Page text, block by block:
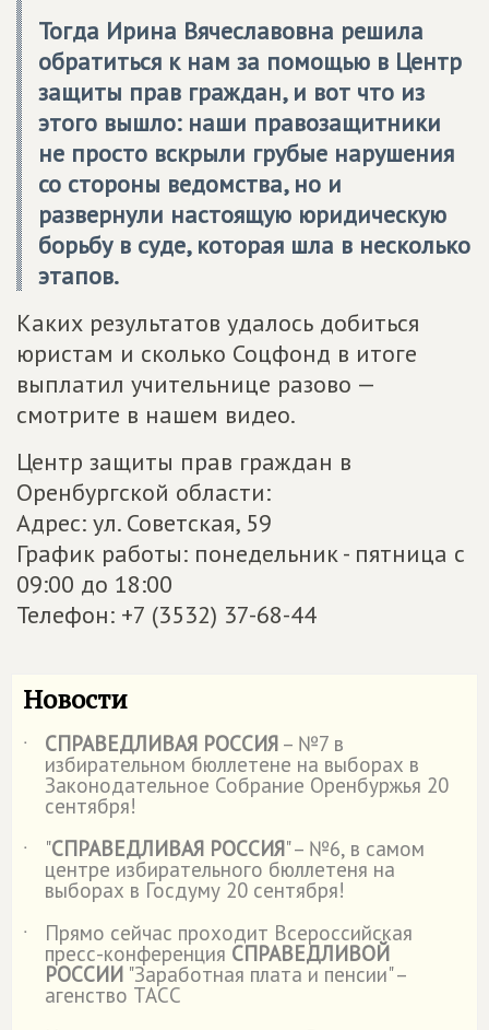
Тогда Ирина Вячеславовна решила
обратиться к нам за помощью в Центр
защиты прав граждан, и вот что из
этого вышло: наши правозащитники
не просто вскрыли грубые нарушения
со стороны ведомства, но и
развернули настоящую юридическую
борьбу в суде, которая шла в несколько
этапов.
Каких результатов удалось добиться
юристам и сколько Соцфонд в итоге
выплатил учительнице разово —
смотрите в нашем видео.
Центр защиты прав граждан в
Оренбургской области:
Адрес: ул. Советская, 59
График работы: понедельник - пятница с
09:00 до 18:00
Телефон: +7 (3532) 37-68-44
Новости
˙ СПРАВЕДЛИВАЯ РОССИЯ – №7 в
избирательном бюллетене на выборах в
Законодательное Собрание Оренбуржья 20
сентября!
˙
"СПРАВЕДЛИВАЯ РОССИЯ" – №6, в самом
центре избирательного бюллетеня на
выборах в Госдуму 20 сентября!
˙
Прямо сейчас проходит Всероссийская
пресс-конференция СПРАВЕДЛИВОЙ
РОССИИ "Заработная плата и пенсии" –
агенство ТАСС